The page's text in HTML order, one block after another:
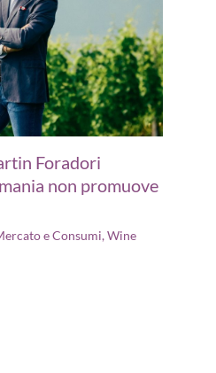
Foradori
non promuove
e Consumi,Wine